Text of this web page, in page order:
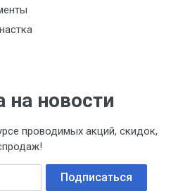
на новости
проводимых акций, скидок,
Подписаться